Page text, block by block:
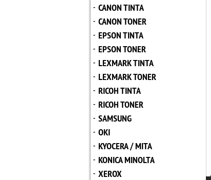
- CANON TINTA
- CANON TONER
- EPSON TINTA
- EPSON TONER
- LEXMARK TINTA
- LEXMARK TONER
- RICOH TINTA
- RICOH TONER
- SAMSUNG
- OKI
- KYOCERA / MITA
- KONICA MINOLTA
- XEROX